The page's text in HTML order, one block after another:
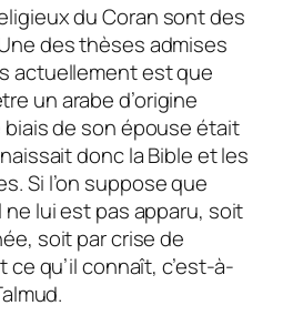
du Coran sont des
des thèses admises
actuellement est que
un arabe d’origine
biais de son épouse était
donc la Bible et les
Si l’on suppose que
ne lui est pas apparu, soit
soit par crise de
qu’il connaît, c’est-à-